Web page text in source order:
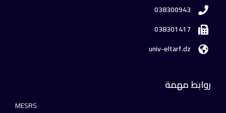
038300943
038301417
univ-eltarf.dz
روابط مهمة
MESRS